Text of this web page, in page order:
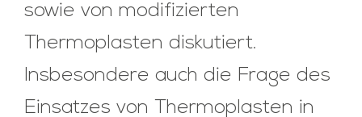
sowie von modifizierten
Thermoplasten diskutiert.
Insbesondere auch die Frage des
Einsatzes von Thermoplasten in